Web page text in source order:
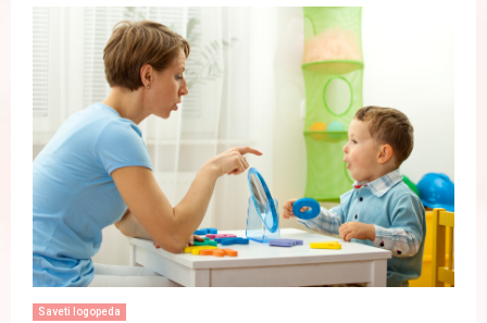
Saveti logopeda